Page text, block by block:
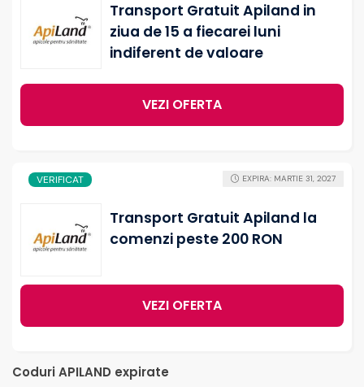
Transport Gratuit Apiland in
ziua de 15 a fiecarei luni
indiferent de valoare
VEZI OFERTA
VERIFICAT
Transport Gratuit Apiland la
comenzi peste 200 RON
EXPIRA: MARTIE 31, 2027
VEZI OFERTA
Coduri APILAND expirate